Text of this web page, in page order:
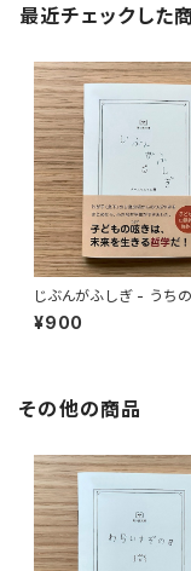
最近チェックした
じぶんがふしぎ - うち
つぶやきの詩集 -（育つ
¥900
その他の商品